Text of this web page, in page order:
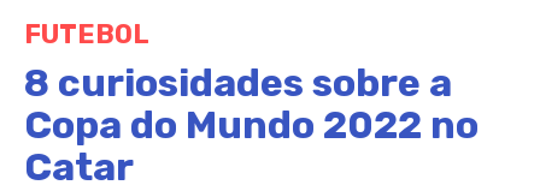
FUTEBOL
8 curiosidades sobre a
Copa do Mundo 2022 no
Catar